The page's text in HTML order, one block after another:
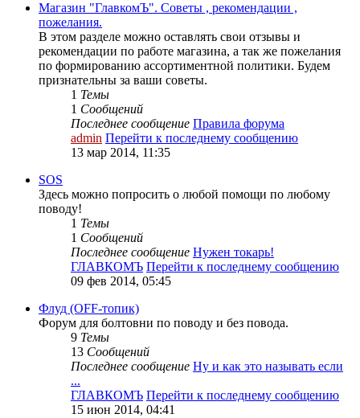
Магазин "ГлавкомЪ". Советы , рекомендации ,
пожелания.
В этом разделе можно оставлять свои отзывы и
рекомендации по работе магазина, а так же пожелания
по формированию ассортиментной политики. Будем
признательны за ваши советы.
1 Темы
1 Сообщений
Последнее сообщение Правила форума
admin Перейти к последнему сообщению
13 мар 2014, 11:35
SOS
Здесь можно попросить о любой помощи по любому
поводу!
1 Темы
1 Сообщений
Последнее сообщение Нужен токарь!
ГЛАВКОМЪ Перейти к последнему сообщению
09 фев 2014, 05:45
Флуд (OFF-топик)
Форум для болтовни по поводу и без повода.
9 Темы
13 Сообщений
Последнее сообщение Ну и как это называть если
...
ГЛАВКОМЪ Перейти к последнему сообщению
15 июн 2014, 04:41